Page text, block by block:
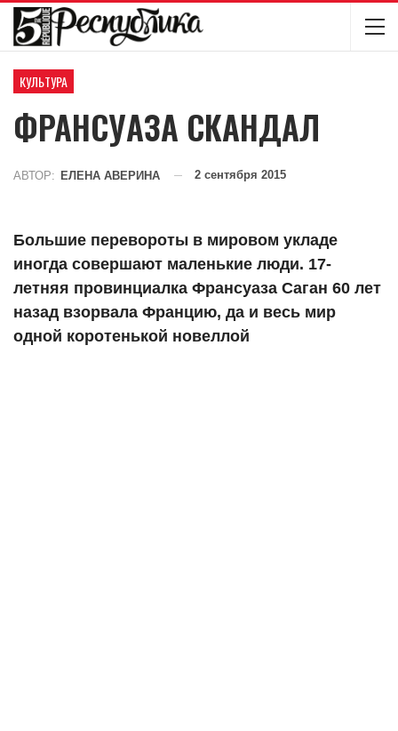
КУЛЬТУРА
ФРАНСУАЗА CКАНДАЛ
АВТОР: ЕЛЕНА АВЕРИНА 2 сентября 2015
Большие перевороты в мировом укладе
иногда совершают маленькие люди. 17-
летняя провинциалка Франсуаза Саган 60 лет
назад взорвала Францию, да и весь мир
одной коротенькой новеллой